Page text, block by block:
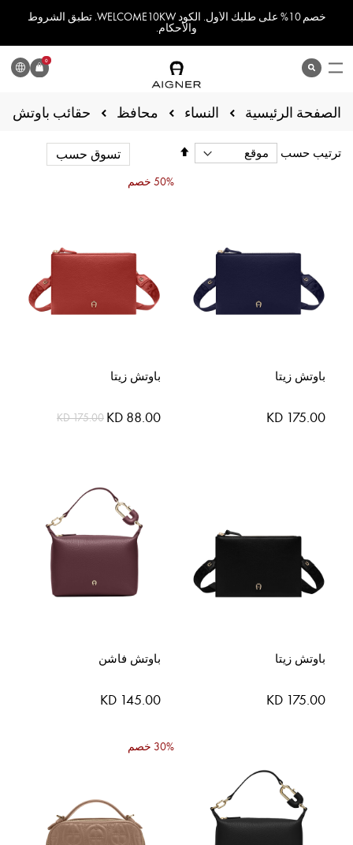
خصم 10% على طلبك الأول. الكود WELCOME10KW. تطبق الشروط
والأحكام.
search المنتج
اللغة
الصفحة الرئيسية النساء محافظ حقائب باوتش
ترتيب حسب
تحديد
التنازلي
باوتش زيتا
KD 175.00
50% خصم
باوتش زيتا
السعر
الخاص
KD 88.00
KD 175.00
باوتش زيتا
KD 175.00
باوتش فاشن
KD 145.00
30% خصم
تسوق حسب